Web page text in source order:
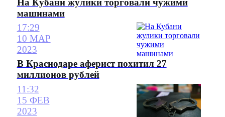
На Кубани жулики торговали чужими
машинами
17:29
10 МАР
2023
В Краснодаре аферист похитил 27
миллионов рублей
11:32
15 ФЕВ
2023